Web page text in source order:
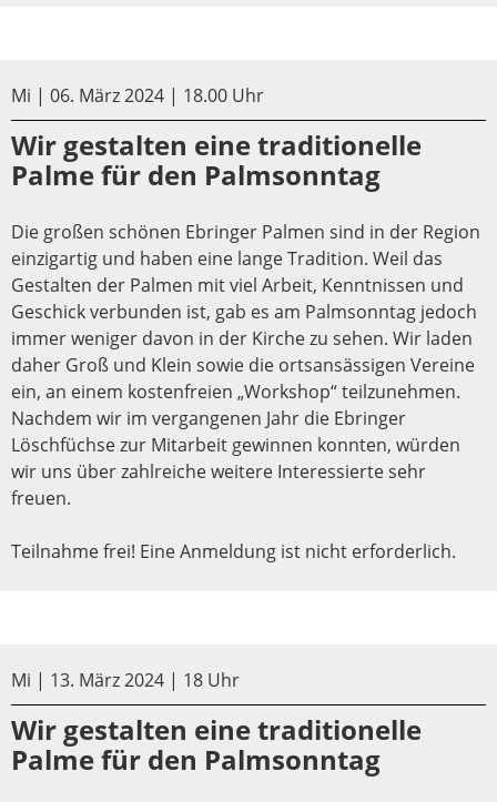
Mi | 06. März 2024 | 18.00 Uhr
Wir gestalten eine traditionelle
Palme für den Palmsonntag
Die großen schönen Ebringer Palmen sind in der Region
einzigartig und haben eine lange Tradition. Weil das
Gestalten der Palmen mit viel Arbeit, Kenntnissen und
Geschick verbunden ist, gab es am Palmsonntag jedoch
immer weniger davon in der Kirche zu sehen. Wir laden
daher Groß und Klein sowie die ortsansässigen Vereine
ein, an einem kostenfreien „Workshop“ teilzunehmen.
Nachdem wir im vergangenen Jahr die Ebringer
Löschfüchse zur Mitarbeit gewinnen konnten, würden
wir uns über zahlreiche weitere Interessierte sehr
freuen.
Teilnahme frei! Eine Anmeldung ist nicht erforderlich.
Mi | 13. März 2024 | 18 Uhr
Wir gestalten eine traditionelle
Palme für den Palmsonntag